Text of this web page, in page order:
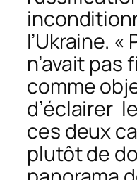
l’Ukraine.
n’avait
comme
d’éclairer
ces deux
plutôt de